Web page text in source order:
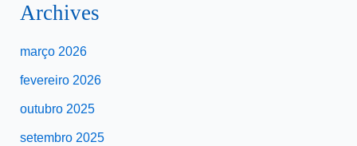
Archives
março 2026
fevereiro 2026
outubro 2025
setembro 2025